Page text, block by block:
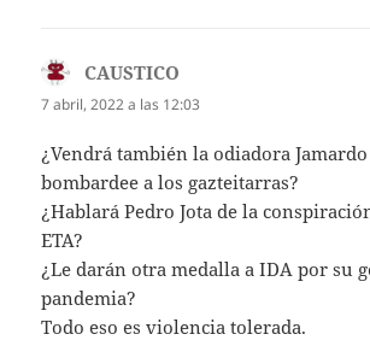
CAUSTICO
7 abril, 2022 a las 12:03
¿Vendrá también la odiadora
bombardee a los gazteitarras?
¿Hablará Pedro Jota de la
ETA?
¿Le darán otra medalla a IDA por su
pandemia?
Todo eso es violencia tolerada.